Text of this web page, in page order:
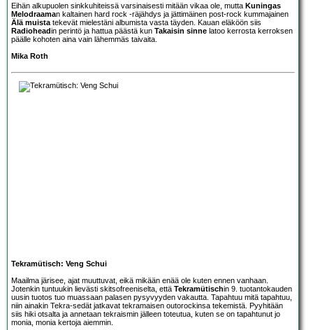
Eihän alkupuolen sinkkuhiteissä varsinaisesti mitään vikaa ole, mutta Kuningas
Melodraaman kaltainen hard rock -räjähdys ja jättimäinen post-rock kummajainen
Älä muista tekevät mielestäni albumista vasta täyden. Kauan eläköön siis
Radioheadin perintö ja hattua päästä kun Takaisin sinne latoo kerrosta kerroksen
päälle kohoten aina vain lähemmäs taivaita.
Mika Roth
Tekramütisch: Veng Schui
Maailma järisee, ajat muuttuvat, eikä mikään enää ole kuten ennen vanhaan.
Jotenkin tuntuukin lievästi skitsofreeniselta, että Tekramütischin 9. tuotantokauden
uusin tuotos tuo muassaan palasen pysyvyyden vakautta. Tapahtuu mitä tapahtuu,
niin ainakin Tekra-sedät jatkavat tekramaisen outorockinsa tekemistä. Pyyhitään
siis hiki otsalta ja annetaan tekraismin jälleen toteutua, kuten se on tapahtunut jo
monia, monia kertoja aiemmin.